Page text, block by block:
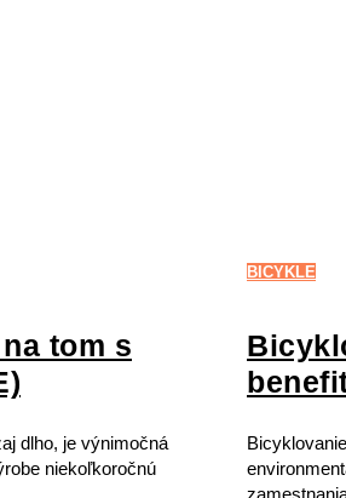
tom s
dlho, je výnimočná
niekoľkoročnú
BICYKLE